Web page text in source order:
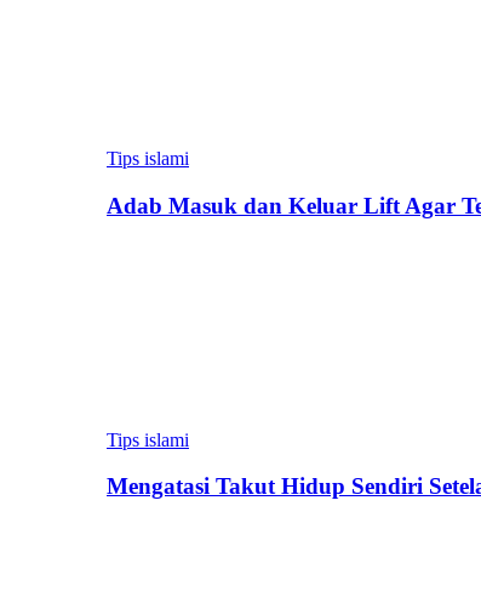
Tips islami
Adab Masuk dan Keluar Lift Agar
Tips islami
Mengatasi Takut Hidup Sendiri